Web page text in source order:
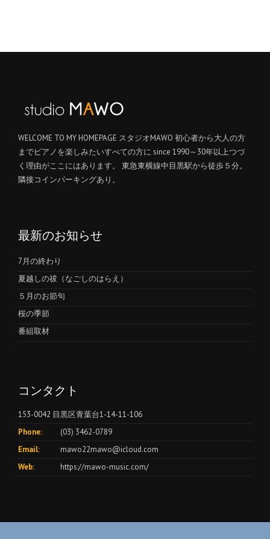
WELCOME TO MY HOMEPAGE スタジオMAWO 初心者から大人の方
までピアノを楽しみたいすべての方に since 1990～30年以上つづ
く理由がここにはあります。 東急東横線中目黒駅から徒歩５分。
隣接コインパーキングあり。
最新のお知らせ
7月の終わり
夏越しの祓（なごしのはらえ）
５月のお節句
桜の季節
番組取材
コンタクト
153-0042 目黒区青葉台1-14-11-106
Phone:
(03) 3462-0789
Email:
mawo22mawo@icloud.com
Web:
https://mawo-music.com/